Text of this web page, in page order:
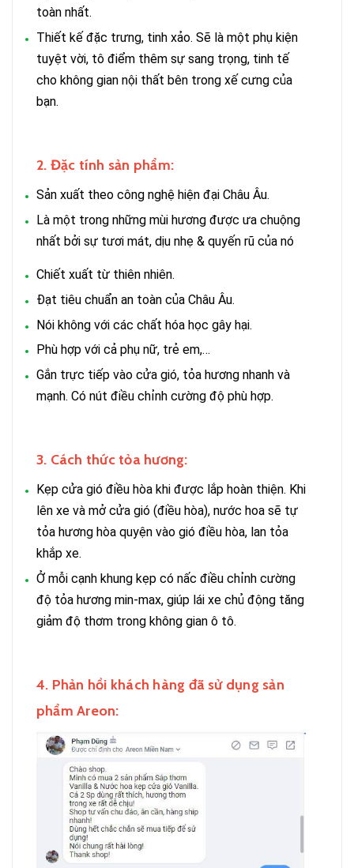
toàn nhất.
Thiết kế đặc trưng, tinh xảo. Sẽ là một phụ kiện
tuyệt vời, tô điểm thêm sự sang trọng, tinh tế
cho không gian nội thất bên trong xế cưng của
bạn.
2. Đặc tính sản phẩm:
Sản xuất theo công nghệ hiện đại Châu Âu.
Là một trong những mùi hương được ưa chuộng
nhất bởi sự tươi mát, dịu nhẹ & quyến rũ của nó
Chiết xuất từ thiên nhiên.
Đạt tiêu chuẩn an toàn của Châu Âu.
Nói không với các chất hóa học gây hại.
Phù hợp với cả phụ nữ, trẻ em,…
Gắn trực tiếp vào cửa gió, tỏa hương nhanh và
mạnh. Có nút điều chỉnh cường độ phù hợp.
3. Cách thức tỏa hương:
Kẹp cửa gió điều hòa khi được lắp hoàn thiện. Khi
lên xe và mở cửa gió (điều hòa), nước hoa sẽ tự
tỏa hương hòa quyện vào gió điều hòa, lan tỏa
khắp xe.
Ở mỗi cạnh khung kẹp có nấc điều chỉnh cường
độ tỏa hương min-max, giúp lái xe chủ động tăng
giảm độ thơm trong không gian ô tô.
4. Phản hồi khách hàng đã sử dụng sản
phẩm Areon: